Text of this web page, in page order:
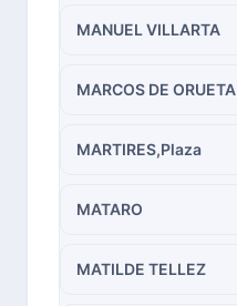
MANUEL VILLARTA
MARCOS DE ORUETA
MARTIRES,Plaza
MATARO
MATILDE TELLEZ